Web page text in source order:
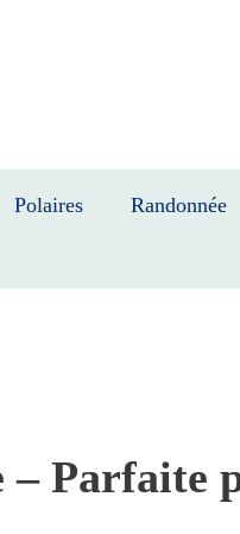
Polaires Randonnée
– Parfaite